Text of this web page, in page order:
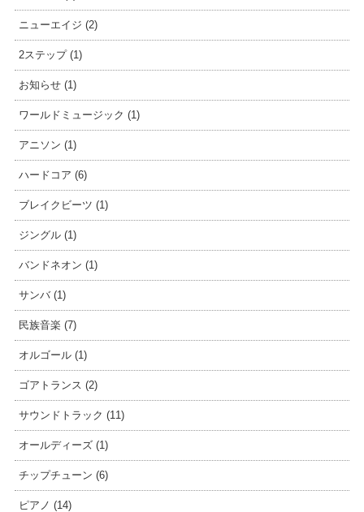
ニューエイジ (2)
2ステップ (1)
お知らせ (1)
ワールドミュージック (1)
アニソン (1)
ハードコア (6)
ブレイクビーツ (1)
ジングル (1)
バンドネオン (1)
サンバ (1)
民族音楽 (7)
オルゴール (1)
ゴアトランス (2)
サウンドトラック (11)
オールディーズ (1)
チップチューン (6)
ピアノ (14)